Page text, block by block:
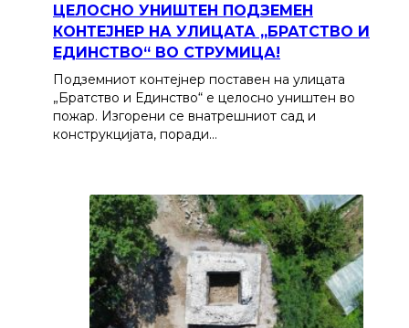
ЦЕЛОСНО УНИШТЕН ПОДЗЕМЕН
КОНТЕЈНЕР НА УЛИЦАТА „БРАТСТВО И
ЕДИНСТВО“ ВО СТРУМИЦА!
Подземниот контејнер поставен на улицата
„Братство и Единство“ е целосно уништен во
пожар. Изгорени се внатрешниот сад и
конструкцијата, поради…